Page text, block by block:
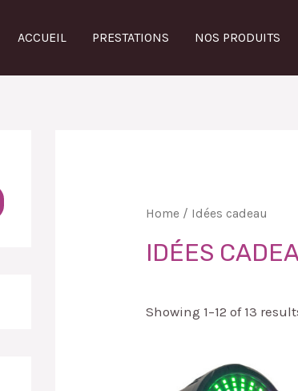
ACCUEIL PRESTATIONS NOS PRODUITS
Home / Idées cadeau
IDÉES
Showing 1–12 of 13